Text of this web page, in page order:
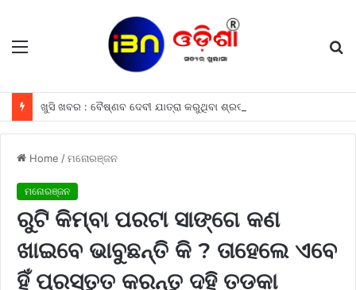
Menu
Home /ମନୋରଞ୍ଜନ
ମନୋରଞ୍ଜନ
ରୁଟି କିମ୍ବା ପରଟା ସାଙ୍ଗେ କଣ
ଖାଇବେ ଭାବୁଛନ୍ତି କି ? ତାହେଲେ ଏବେ
ହିଁ ପ୍ରସ୍ତୁତ କରନ୍ତୁ ଦହି ତଡକା